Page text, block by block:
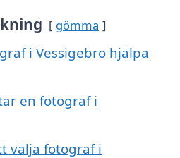
gömma
i Vessigebro hjälpa
en fotograf i
välja fotograf i